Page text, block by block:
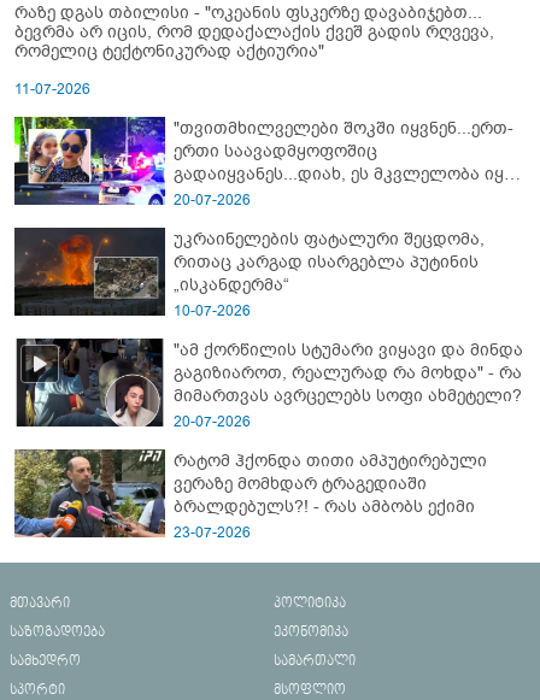
რაზე დგას თბილისი - "ოკეანის ფსკერზე დავაბიჯებთ...
ბევრმა არ იცის, რომ დედაქალაქის ქვეშ გადის რღვევა,
რომელიც ტექტონიკურად აქტიურია"
11-07-2026
"თვითმხილველები შოკში იყვნენ...ერთ-
ერთი საავადმყოფოშიც
გადაიყვანეს...დიახ, ეს მკვლელობა იყო"
- გორში დატრიალებული ტრაგედიის
20-07-2026
უკრაინელების ფატალური შეცდომა,
რითაც კარგად ისარგებლა პუტინის
„ისკანდერმა“
10-07-2026
"ამ ქორწილის სტუმარი ვიყავი და მინდა
გაგიზიაროთ, რეალურად რა მოხდა" - რა
მიმართვას ავრცელებს სოფი ახმეტელი?
20-07-2026
რატომ ჰქონდა თითი ამპუტირებული
ვერაზე მომხდარ ტრაგედიაში
ბრალდებულს?! - რას ამბობს ექიმი
23-07-2026
მთავარი
პოლიტიკა
საზოგადოება
ეკონომიკა
სამხედრო
სამართალი
სპორტი
მსოფლიო